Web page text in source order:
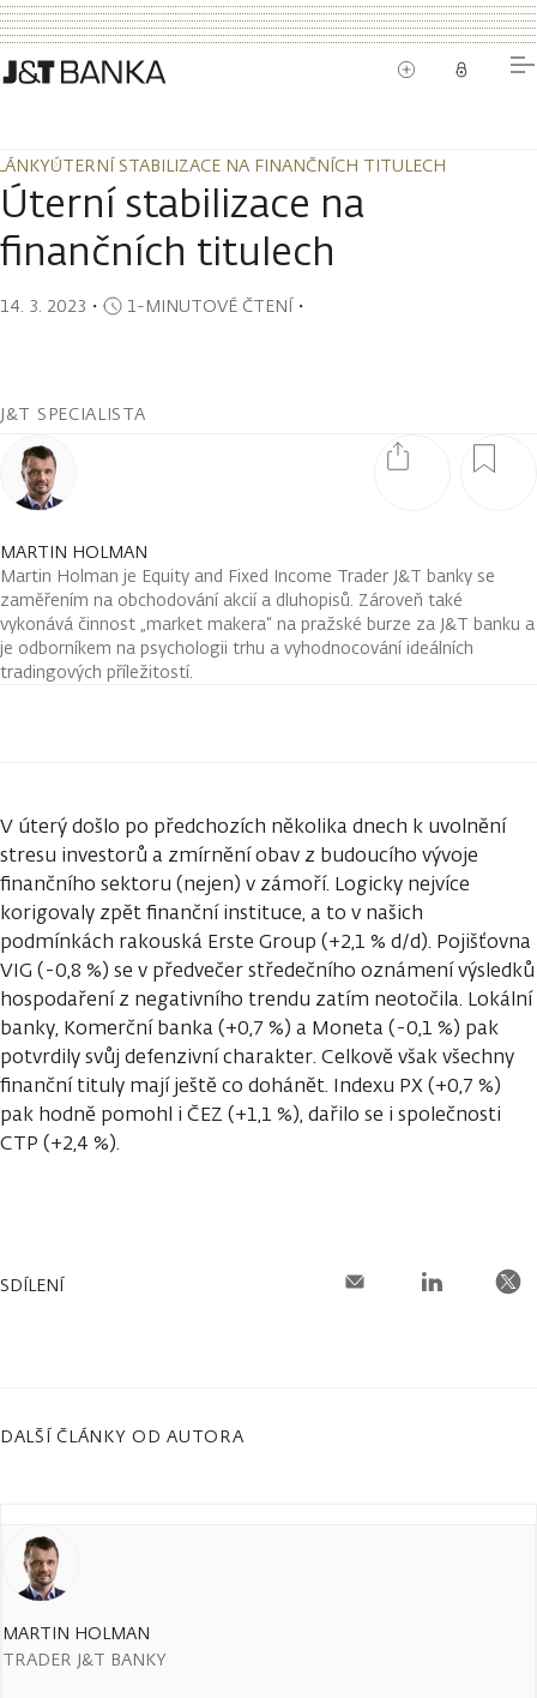
ÚTERNÍ STABILIZACE NA FINANČNÍCH TITULECH
ÚTERNÍ STABILIZACE NA FINANČNÍCH TITULECH
Úterní stabilizace na
finančních titulech
14. 3. 2023 ・ 1-MINUTOVÉ ČTENÍ・
J&T SPECIALISTA
MARTIN HOLMAN
Martin Holman je Equity and Fixed Income Trader J&T banky se
zaměřením na obchodování akcií a dluhopisů. Zároveň také
vykonává činnost „market makera“ na pražské burze za J&T banku a
je odborníkem na psychologii trhu a vyhodnocování ideálních
tradingových příležitostí.
V úterý došlo po předchozích několika dnech k uvolnění
stresu investorů a zmírnění obav z budoucího vývoje
finančního sektoru (nejen) v zámoří. Logicky nejvíce
korigovaly zpět finanční instituce, a to v našich
podmínkách rakouská Erste Group (+2,1 % d/d). Pojišťovna
VIG (-0,8 %) se v předvečer středečního oznámení výsledků
hospodaření z negativního trendu zatím neotočila. Lokální
banky, Komerční banka (+0,7 %) a Moneta (-0,1 %) pak
potvrdily svůj defenzivní charakter. Celkově však všechny
finanční tituly mají ještě co dohánět. Indexu PX (+0,7 %)
pak hodně pomohl i ČEZ (+1,1 %), dařilo se i společnosti
CTP (+2,4 %).
SDÍLENÍ
DALŠÍ ČLÁNKY OD AUTORA
MARTIN HOLMAN
TRADER J&T BANKY